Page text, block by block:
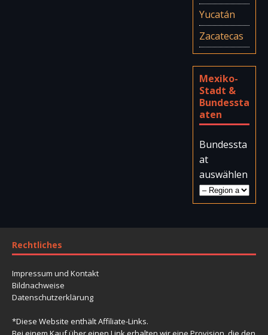
Yucatán
Zacatecas
Mexiko-
Stadt &
Bundessta
aten
Bundessta
at
auswählen
Rechtliches
Impressum und Kontakt
Bildnachweise
Datenschutzerklärung
*Diese Website enthält Affiliate-Links.